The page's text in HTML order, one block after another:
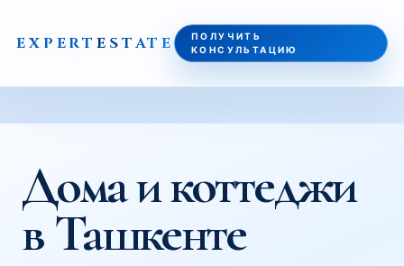
EXPERTESTATE
ПОЛУЧИТЬ
КОНСУЛЬТАЦИЮ
ДОМА В ТАШКЕНТЕ 2026: ПОЧЕМУ «ДОМ С
Дома и коттеджи
в Ташкенте